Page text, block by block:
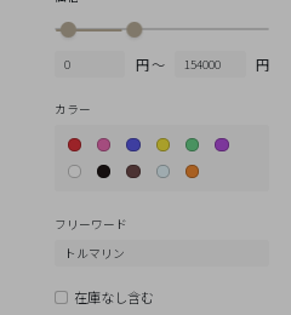
円 ～ 円
カラー
フリーワード
在庫なし含む
ALL
Necklace
Disney